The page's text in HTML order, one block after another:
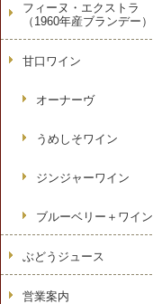
フィーヌ・エクストラ
（1960年産ブランデー）
甘口ワイン
オーナーヴ
うめしそワイン
ジンジャーワイン
ブルーベリー＋ワイン
ぶどうジュース
営業案内